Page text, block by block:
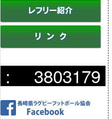
3803179
: